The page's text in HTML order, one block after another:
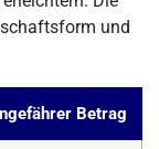
und
Betrag